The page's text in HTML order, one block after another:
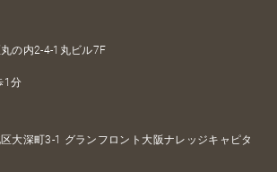
の内2-4-1丸ビル7F
1分
大深町3-1 グランフロント大阪ナレッジキャピタ